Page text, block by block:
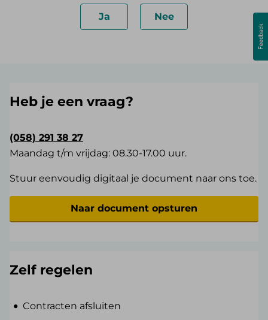
Ja Nee
Heb je een vraag?
(058) 291 38 27
Maandag t/m vrijdag: 08.30-17.00 uur.
Stuur eenvoudig digitaal je document naar ons toe.
Naar document opsturen
Zelf regelen
Contracten afsluiten